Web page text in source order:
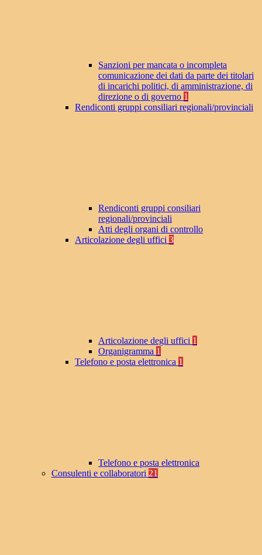
Sanzioni per mancata o incompleta
comunicazione dei dati da parte dei titolari
di incarichi politici, di amministrazione, di
direzione o di governo 1
Rendiconti gruppi consiliari regionali/provinciali
Rendiconti gruppi consiliari
regionali/provinciali
Atti degli organi di controllo
Articolazione degli uffici 3
Articolazione degli uffici 1
Organigramma 1
Telefono e posta elettronica 1
Telefono e posta elettronica
Consulenti e collaboratori 21